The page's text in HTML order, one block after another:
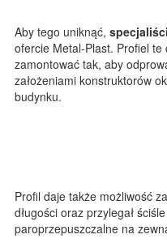
Aby tego uniknąć,
ofercie Metal-Plast. Profiel te
zamontować tak, aby
założeniami konstruktorów
budynku.
Profil daje także możliwość
długości oraz przylegał
paroprzepuszczalne na